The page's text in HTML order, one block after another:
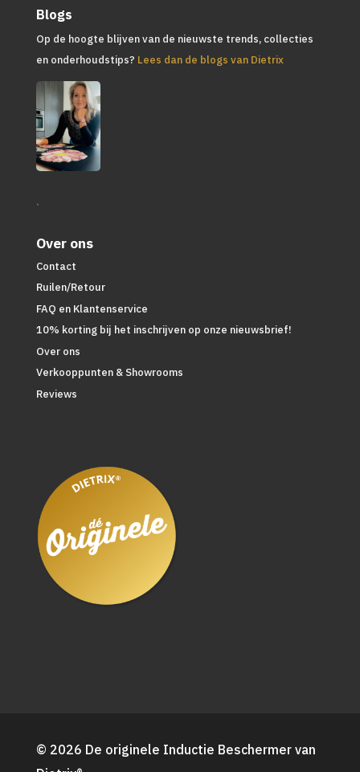
Blogs
Op de hoogte blijven van de nieuwste trends, collecties
en onderhoudstips? Lees dan de blogs van Dietrix
.
Over ons
Contact
Ruilen/Retour
FAQ en Klantenservice
10% korting bij het inschrijven op onze nieuwsbrief!
Over ons
Verkooppunten & Showrooms
Reviews
© 2026 De originele Inductie Beschermer van